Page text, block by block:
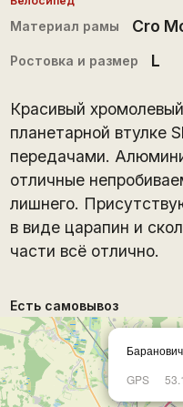
Материал рамы Cro
Ростовка и размер L
Красивый
планетарной втулке
передачами.
отличные
лишнего.
в виде царапин и
части всё отлично.
Есть самовывоз
GPS